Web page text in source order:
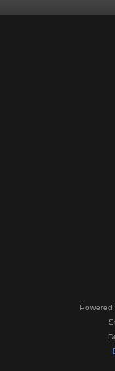
Powered